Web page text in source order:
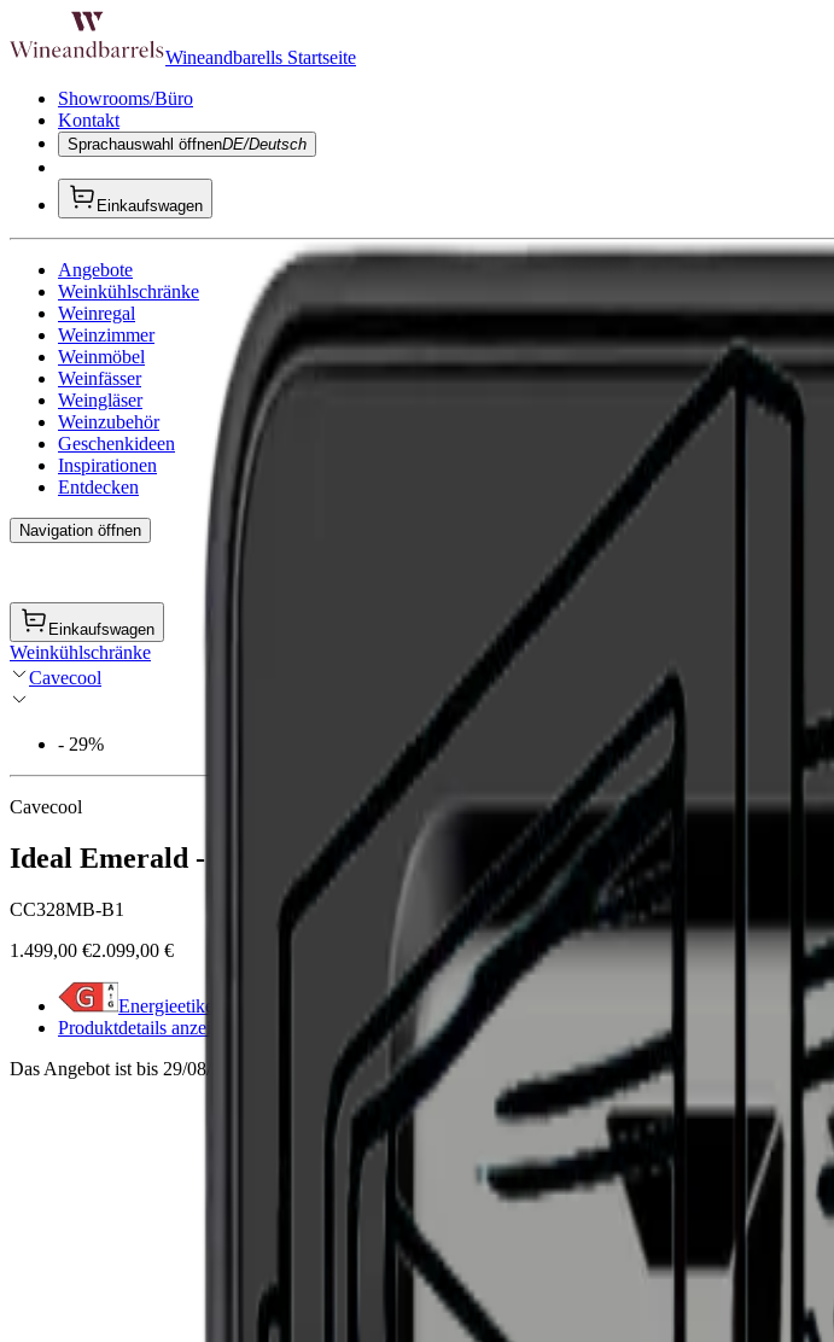
Wineandbarells Startseite
Showrooms/Büro
Kontakt
Sprachauswahl öffnenDE/Deutsch
Einkaufswagen
Angebote
Weinkühlschränke
Weinregal
Weinzimmer
Weinmöbel
Weinfässer
Weingläser
Weinzubehör
Geschenkideen
Inspirationen
Entdecken
Navigation öffnen
Einkaufswagen
Weinkühlschränke
Cavecool
- 29%
Cavecool
Ideal Emerald - 190 Flaschen - Multizonen
CC328MB-B1
1.499,00 €2.099,00 €
Energieetikett anzeigen
Produktdetails anzeigen
Das Angebot ist bis 29/08/2026 gültig oder solange der Vorrat reicht.